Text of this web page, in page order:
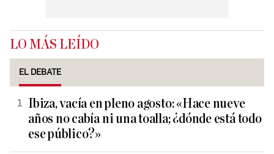
LO MÁS LEÍDO
EL DEBATE
Ibiza, vacía en pleno agosto: «Hace nueve
años no cabía ni una toalla; ¿dónde está todo
ese público?»